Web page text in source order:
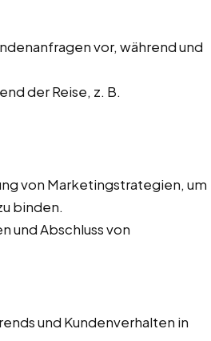
vor, während und
der Reise, z. B.
von Marketingstrategien, um
binden.
und Abschluss von
und Kundenverhalten in